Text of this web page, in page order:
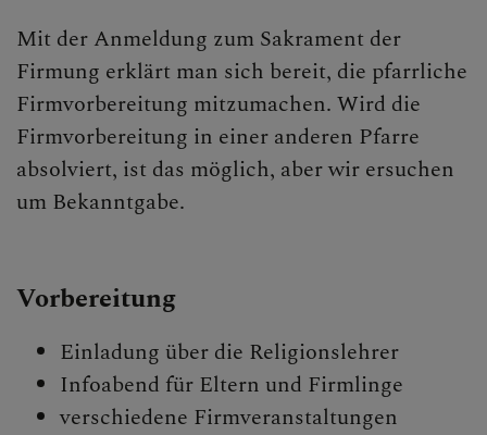
Hochzeit
Begräbnis
PFARRTEAM
Mit der Anmeldung zum Sakrament der
Firmung erklärt man sich bereit, die pfarrliche
Firmvorbereitung mitzumachen. Wird die
Firmvorbereitung in einer anderen Pfarre
absolviert, ist das möglich, aber wir ersuchen
um Bekanntgabe.
Vorbereitung
Einladung über die Religionslehrer
Infoabend für Eltern und Firmlinge
verschiedene Firmveranstaltungen